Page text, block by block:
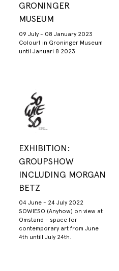
GRONINGER
MUSEUM
09 July - 08 January 2023
Colour! in Groninger Museum
until Januari 8 2023
EXHIBITION:
GROUPSHOW
INCLUDING MORGAN
BETZ
04 June - 24 July 2022
SOWIESO (Anyhow) on view at
Omstand - space for
contemporary art from June
4th untill July 24th.